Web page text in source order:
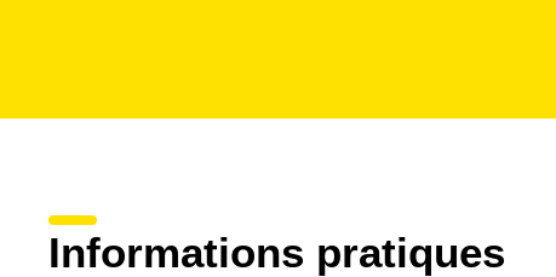
Informations pratiques